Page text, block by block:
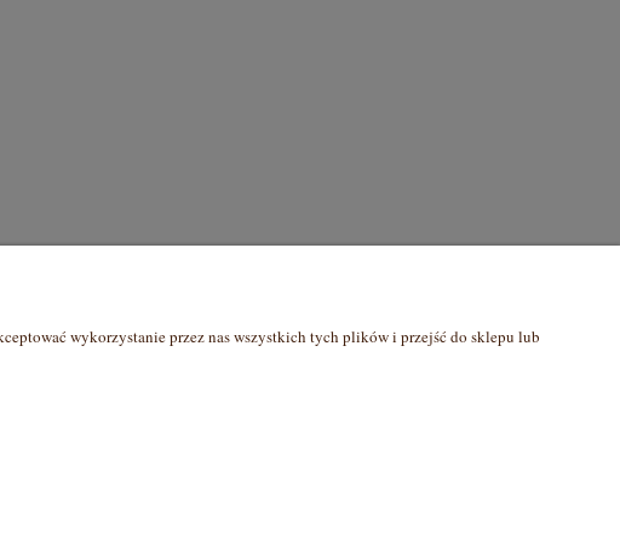
O mnie
wykorzystanie przez nas wszystkich tych plików i przejść do sklepu lub